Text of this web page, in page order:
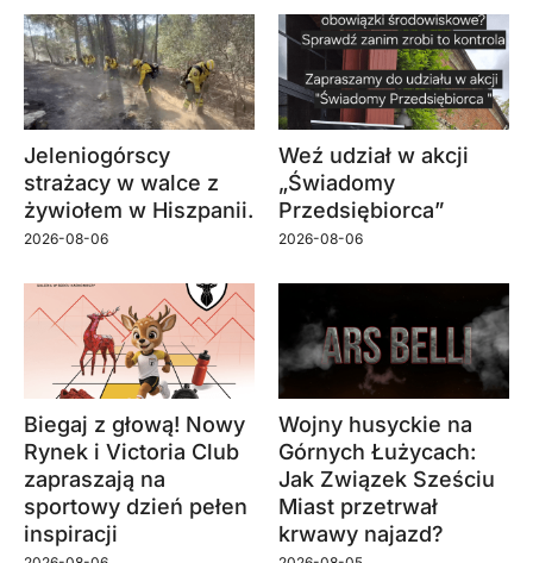
Jeleniogórscy
strażacy w walce z
żywiołem w Hiszpanii.
2026-08-06
Weź udział w akcji
„Świadomy
Przedsiębiorca”
2026-08-06
Biegaj z głową! Nowy
Rynek i Victoria Club
zapraszają na
sportowy dzień pełen
inspiracji
Wojny husyckie na
Górnych Łużycach:
Jak Związek Sześciu
Miast przetrwał
krwawy najazd?